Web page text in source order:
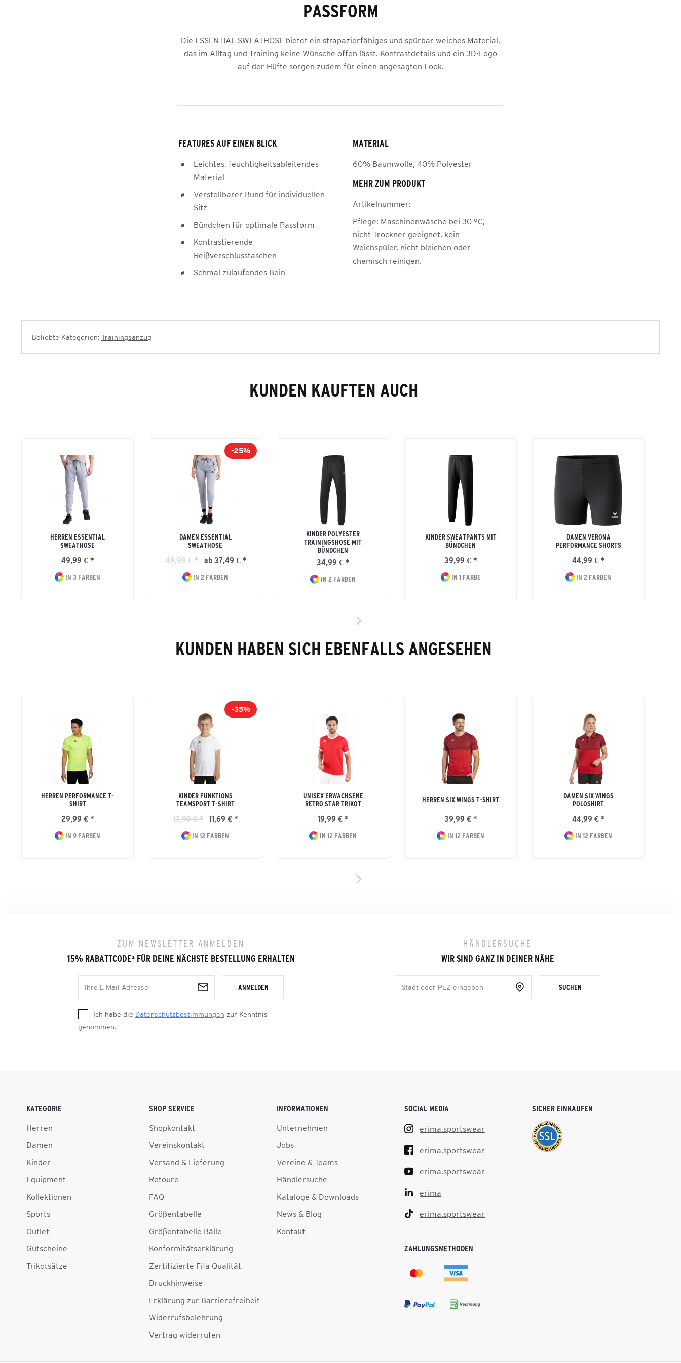
PASSFORM
Die ESSENTIAL SWEATHOSE bietet ein strapazierfähiges und spürbar weiches Material,
das im Alltag und Training keine Wünsche offen lässt. Kontrastdetails und ein 3D-Logo
auf der Hüfte sorgen zudem für einen angesagten Look.
FEATURES AUF EINEN BLICK
Leichtes, feuchtigkeitsableitendes
Material
Verstellbarer Bund für individuellen
Sitz
Bündchen für optimale Passform
Kontrastierende
Reißverschlusstaschen
Schmal zulaufendes Bein
MATERIAL
60% Baumwolle, 40% Polyester
MEHR ZUM PRODUKT
Artikelnummer:
Pflege: Maschinenwäsche bei 30 °C,
nicht Trockner geeignet, kein
Weichspüler, nicht bleichen oder
chemisch reinigen.
Beliebte Kategorien: Trainingsanzug
KUNDEN KAUFTEN AUCH
HERREN ESSENTIAL
SWEATHOSE
49,99 € *
IN 3 FARBEN
-25%
DAMEN ESSENTIAL
SWEATHOSE
49,99 € * ab 37,49 € *
IN 2 FARBEN
KINDER POLYESTER
TRAININGSHOSE MIT
BÜNDCHEN
34,99 € *
IN 2 FARBEN
KINDER SWEATPANTS MIT
BÜNDCHEN
39,99 € *
IN 1 FARBE
DAMEN VERONA
PERFORMANCE SHORTS
44,99 € *
IN 2 FARBEN
KUNDEN HABEN SICH EBENFALLS ANGESEHEN
HERREN PERFORMANCE T-
SHIRT
29,99 € *
IN 9 FARBEN
-35%
KINDER FUNKTIONS
TEAMSPORT T-SHIRT
17,99 € * 11,69 € *
IN 12 FARBEN
UNISEX ERWACHSENE
RETRO STAR TRIKOT
19,99 € *
IN 12 FARBEN
HERREN SIX WINGS T-SHIRT
39,99 € *
IN 12 FARBEN
DAMEN SIX WINGS
POLOSHIRT
44,99 € *
IN 12 FARBEN
ZUM NEWSLETTER ANMELDEN
15% RABATTCODE¹FÜR DEINE NÄCHSTE BESTELLUNG ERHALTEN
ANMELDEN
Ich habe die Datenschutzbestimmungen zur Kenntnis
genommen.
HÄNDLERSUCHE
WIR SIND GANZ IN DEINER NÄHE
SUCHEN
KATEGORIE
Herren
Damen
Kinder
Equipment
Kollektionen
Sports
Outlet
Gutscheine
Trikotsätze
SHOP SERVICE
Shopkontakt
Vereinskontakt
Versand & Lieferung
Retoure
FAQ
Größentabelle
Größentabelle Bälle
Konformitätserklärung
Zertifizierte Fifa Qualität
Druckhinweise
Erklärung zur Barrierefreiheit
Widerrufsbelehrung
Vertrag widerrufen
INFORMATIONEN
Unternehmen
Jobs
Vereine & Teams
Händlersuche
Kataloge & Downloads
News & Blog
Kontakt
SOCIAL MEDIA
erima.sportswear
erima.sportswear
erima.sportswear
erima
erima.sportswear
ZAHLUNGSMETHODEN
SICHER EINKAUFEN